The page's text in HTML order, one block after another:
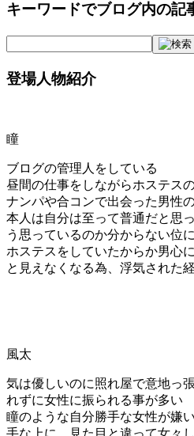
キーワードでブログ内の記
登場人物紹介
瞳
ブログの管理人をしている
昼間の仕事をしながらホステス
ナンパや合コンで出会った男性
本人は自分は至って普通だと思
う思っているのか分からない位
ホステスをしていたからか男心
と見えなくなる為、浮気された
風太
気は優しいのに照れ屋で意地っ
れずに女性に振られる事が多い
瞳のような自分勝手な女性が嫌
手な上に、見た目と違って女々